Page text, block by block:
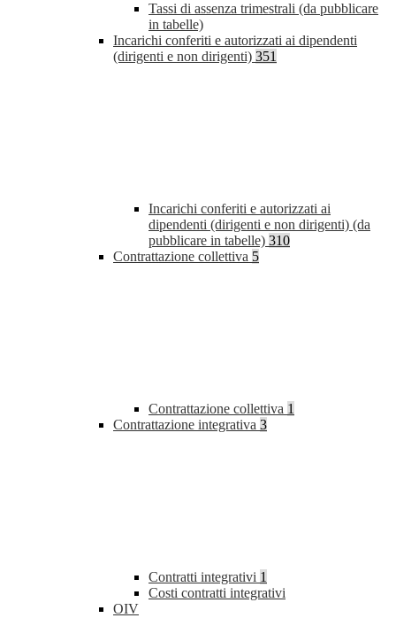
Tassi di assenza trimestrali (da pubblicare
in tabelle)
Incarichi conferiti e autorizzati ai dipendenti
(dirigenti e non dirigenti) 351
Incarichi conferiti e autorizzati ai
dipendenti (dirigenti e non dirigenti) (da
pubblicare in tabelle) 310
Contrattazione collettiva 5
Contrattazione collettiva 1
Contrattazione integrativa 3
Contratti integrativi 1
Costi contratti integrativi
OIV